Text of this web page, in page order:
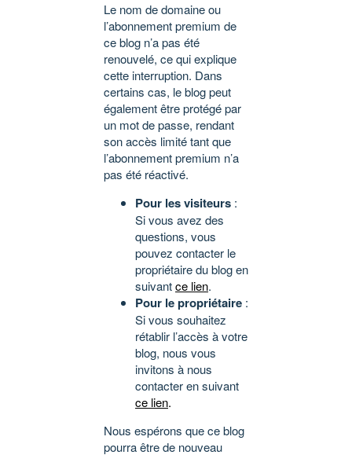
Le nom de domaine ou
l’abonnement premium de
ce blog n’a pas été
renouvelé, ce qui explique
cette interruption. Dans
certains cas, le blog peut
également être protégé par
un mot de passe, rendant
son accès limité tant que
l’abonnement premium n’a
pas été réactivé.
Pour les visiteurs :
Si vous avez des
questions, vous
pouvez contacter le
propriétaire du blog en
suivantce lien.
Pour le propriétaire :
Si vous souhaitez
rétablir l’accès à votre
blog, nous vous
invitons à nous
contacter en suivant
ce lien.
Nous espérons que ce blog
pourra être de nouveau